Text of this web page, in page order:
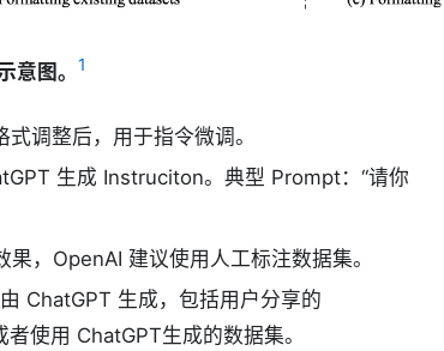
意图。 1
调整后，用于指令微调。
生成 Instruciton。典型 Prompt：“请你
，OpenAI 建议使用人工标注数据集。
ChatGPT 生成，包括用户分享的
使用 ChatGPT生成的数据集。